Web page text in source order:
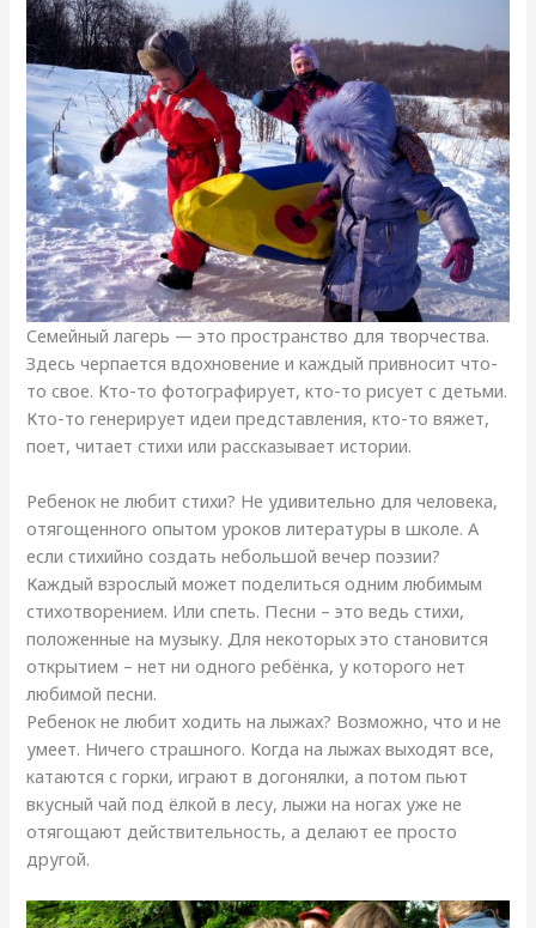
Семейный лагерь — это пространство для творчества.
Здесь черпается вдохновение и каждый привносит что-
то свое. Кто-то фотографирует, кто-то рисует с детьми.
Кто-то генерирует идеи представления, кто-то вяжет,
поет, читает стихи или рассказывает истории.
Ребенок не любит стихи? Не удивительно для человека,
отягощенного опытом уроков литературы в школе. А
если стихийно создать небольшой вечер поэзии?
Каждый взрослый может поделиться одним любимым
стихотворением. Или спеть. Песни – это ведь стихи,
положенные на музыку. Для некоторых это становится
открытием – нет ни одного ребёнка, у которого нет
любимой песни.
Ребенок не любит ходить на лыжах? Возможно, что и не
умеет. Ничего страшного. Когда на лыжах выходят все,
катаются с горки, играют в догонялки, а потом пьют
вкусный чай под ёлкой в лесу, лыжи на ногах уже не
отягощают действительность, а делают ее просто
другой.